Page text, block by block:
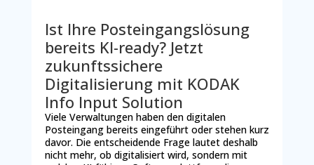
Ist Ihre Posteingangslösung
bereits KI-ready? Jetzt
zukunftssichere
Digitalisierung mit KODAK
Info Input Solution
Viele Verwaltungen haben den digitalen
Posteingang bereits eingeführt oder stehen kurz
davor. Die entscheidende Frage lautet deshalb
nicht mehr, ob digitalisiert wird, sondern mit